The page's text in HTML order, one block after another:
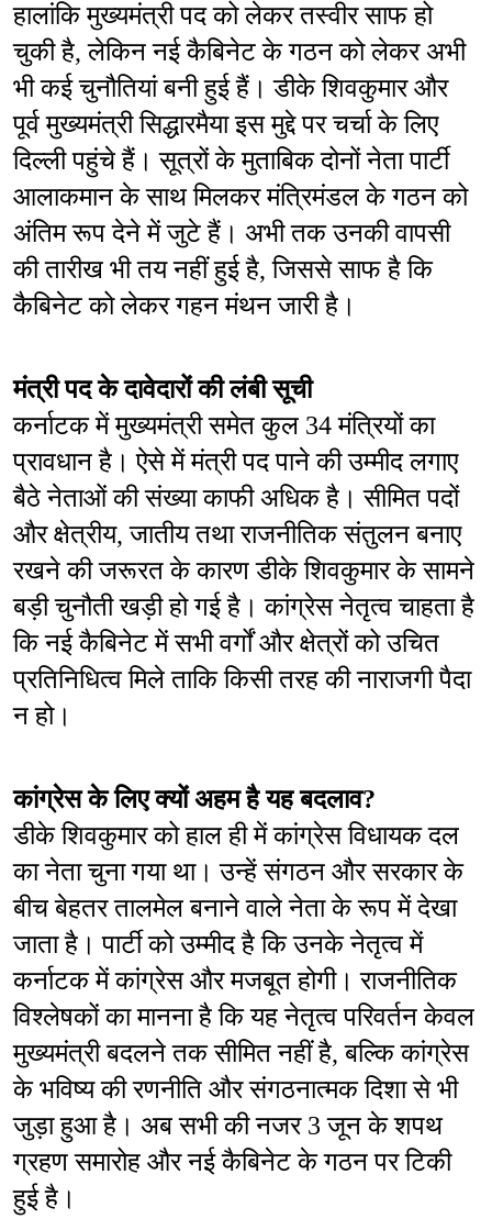
हालांकि मुख्यमंत्री पद को लेकर तस्वीर साफ हो
चुकी है, लेकिन नई कैबिनेट के गठन को लेकर अभी
भी कई चुनौतियां बनी हुई हैं। डीके शिवकुमार और
पूर्व मुख्यमंत्री सिद्धारमैया इस मुद्दे पर चर्चा के लिए
दिल्ली पहुंचे हैं। सूत्रों के मुताबिक दोनों नेता पार्टी
आलाकमान के साथ मिलकर मंत्रिमंडल के गठन को
अंतिम रूप देने में जुटे हैं। अभी तक उनकी वापसी
की तारीख भी तय नहीं हुई है, जिससे साफ है कि
कैबिनेट को लेकर गहन मंथन जारी है।
मंत्री पद के दावेदारों की लंबी सूची
कर्नाटक में मुख्यमंत्री समेत कुल 34 मंत्रियों का
प्रावधान है। ऐसे में मंत्री पद पाने की उम्मीद लगाए
बैठे नेताओं की संख्या काफी अधिक है। सीमित पदों
और क्षेत्रीय, जातीय तथा राजनीतिक संतुलन बनाए
रखने की जरूरत के कारण डीके शिवकुमार के सामने
बड़ी चुनौती खड़ी हो गई है। कांग्रेस नेतृत्व चाहता है
कि नई कैबिनेट में सभी वर्गों और क्षेत्रों को उचित
प्रतिनिधित्व मिले ताकि किसी तरह की नाराजगी पैदा
न हो।
कांग्रेस के लिए क्यों अहम है यह बदलाव?
डीके शिवकुमार को हाल ही में कांग्रेस विधायक दल
का नेता चुना गया था। उन्हें संगठन और सरकार के
बीच बेहतर तालमेल बनाने वाले नेता के रूप में देखा
जाता है। पार्टी को उम्मीद है कि उनके नेतृत्व में
कर्नाटक में कांग्रेस और मजबूत होगी। राजनीतिक
विश्लेषकों का मानना है कि यह नेतृत्व परिवर्तन केवल
मुख्यमंत्री बदलने तक सीमित नहीं है, बल्कि कांग्रेस
के भविष्य की रणनीति और संगठनात्मक दिशा से भी
जुड़ा हुआ है। अब सभी की नजर 3 जून के शपथ
ग्रहण समारोह और नई कैबिनेट के गठन पर टिकी
हुई है।